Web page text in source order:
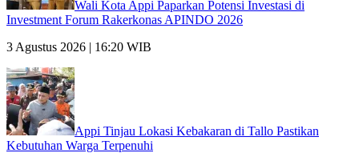
Wali Kota Appi Paparkan Potensi Investasi di
Investment Forum Rakerkonas APINDO 2026
3 Agustus 2026 | 16:20 WIB
Appi Tinjau Lokasi Kebakaran di Tallo Pastikan
Kebutuhan Warga Terpenuhi